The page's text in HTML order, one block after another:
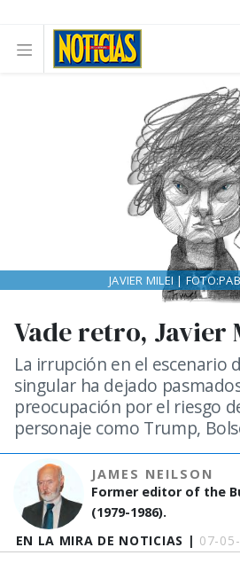
EN LA MIRA DE NOTICIAS | 07-
Vade retro, Javier
La irrupción en el escenario
singular ha dejado
preocupación por el riesgo
personaje como Trump,
JAMES NEILSON
Former editor of the
(1979-1986).
JAVIER MILEI |